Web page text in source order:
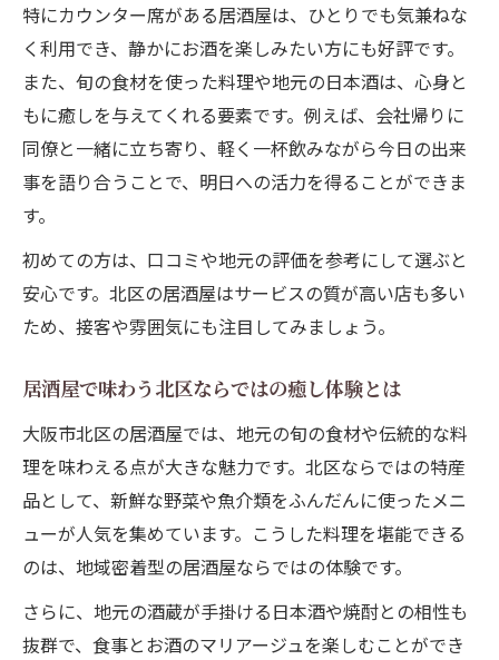
紹介
大阪市北区梅田居酒屋で味わう新鮮な美味
しさ
絶対行くべき北区居酒屋のおすすめポイン
ト
感
近くで楽しむ居酒屋のコスパ満足ポイント
る方法
大阪市北区でコスパ抜群の居酒屋を見極め
るコツ
居酒屋でお得に楽しむための北区活用術
飲み会シーンに最適な北区居酒屋を厳選
飲み会にぴったりな北区居酒屋の選び方ガ
イド
大阪市北区の居酒屋で盛り上がる飲み会を
特にカウンター席がある居酒屋は、ひとりでも気兼ねな
く利用でき、静かにお酒を楽しみたい方にも好評です。
また、旬の食材を使った料理や地元の日本酒は、心身と
もに癒しを与えてくれる要素です。例えば、会社帰りに
同僚と一緒に立ち寄り、軽く一杯飲みながら今日の出来
事を語り合うことで、明日への活力を得ることができま
す。
初めての方は、口コミや地元の評価を参考にして選ぶと
安心です。北区の居酒屋はサービスの質が高い店も多い
ため、接客や雰囲気にも注目してみましょう。
居酒屋で味わう北区ならではの癒し体験とは
大阪市北区の居酒屋では、地元の旬の食材や伝統的な料
理を味わえる点が大きな魅力です。北区ならではの特産
品として、新鮮な野菜や魚介類をふんだんに使ったメニ
ューが人気を集めています。こうした料理を堪能できる
のは、地域密着型の居酒屋ならではの体験です。
さらに、地元の酒蔵が手掛ける日本酒や焼酎との相性も
抜群で、食事とお酒のマリアージュを楽しむことができ